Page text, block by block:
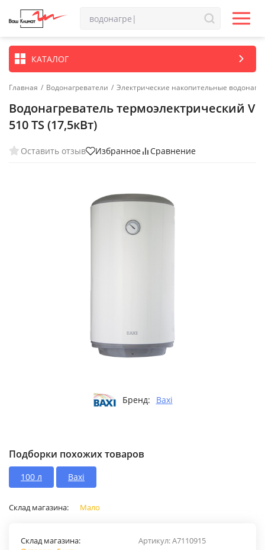
КАТАЛОГ
Главная / Водонагреватели / Электрические накопительные
Водонагреватель термоэлектрический V
510 TS (17,5кВт)
Оставить отзыв Избранное Сравнение
Бренд: Baxi
Подборки похожих товаров
100 л Baxi
Склад магазина: Мало
Артикул:A7110915
Склад магазина: